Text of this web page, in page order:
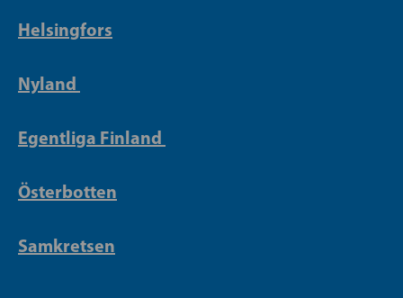
Helsingfors
Nyland
Egentliga Finland
Österbotten
Samkretsen